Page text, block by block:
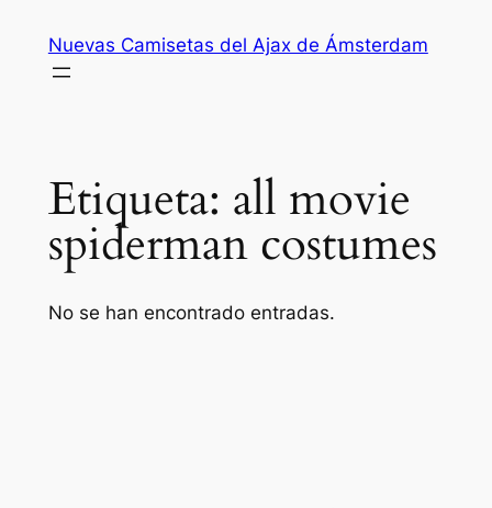
contenido
Nuevas Camisetas del Ajax de Ámsterdam
Etiqueta: all movie
spiderman costumes
No se han encontrado entradas.